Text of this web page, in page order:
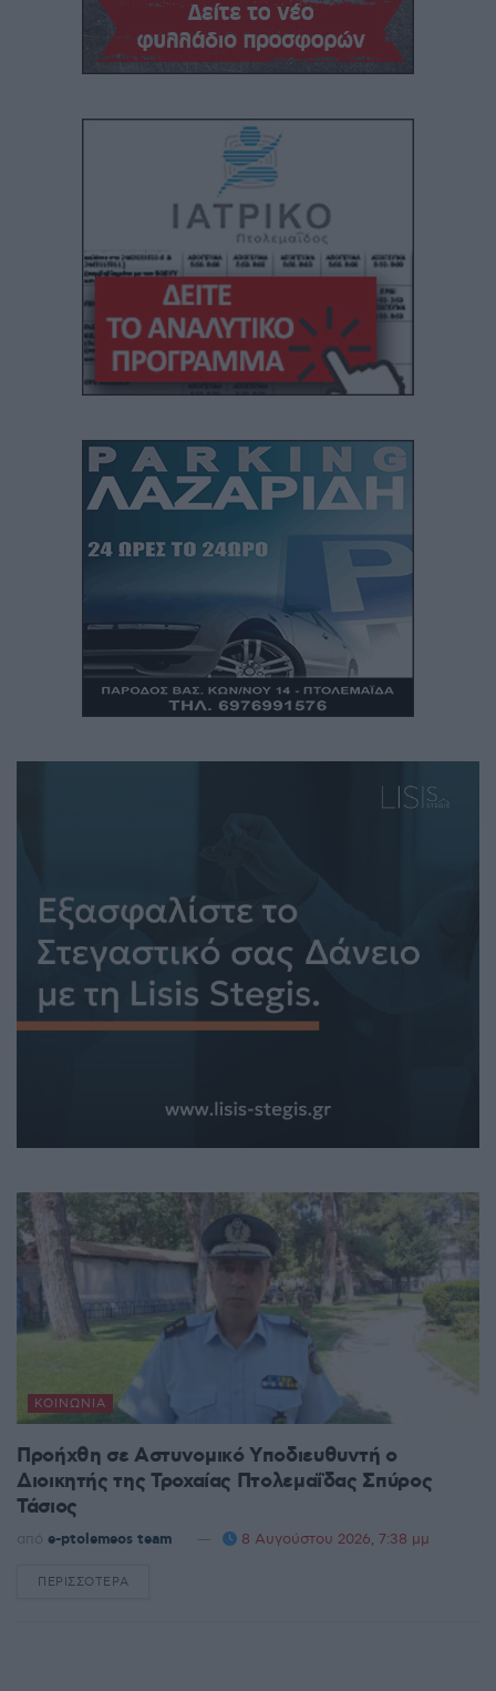
ΚΟΙΝΩΝΊΑ
Προήχθη σε Αστυνομικό Υποδιευθυντή ο
Διοικητής της Τροχαίας Πτολεμαΐδας Σπύρος
Τάσιος
από e-ptolemeos team 8 Αυγούστου 2026, 7:38 μμ
ΠΕΡΙΣΣΌΤΕΡΑ